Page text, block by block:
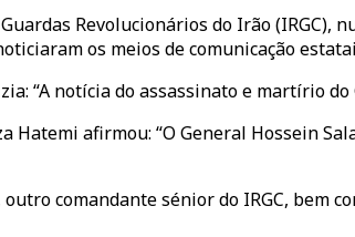
Revolucionários do Irão
os meios de comunicação
“A notícia do assassinato e martírio
Hatemi afirmou: “O General Hossein
comandante sénior do IRGC, bem